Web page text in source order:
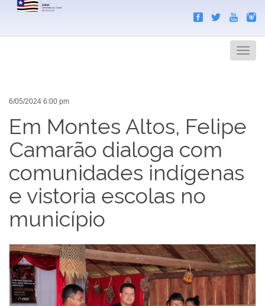
Menu
6/05/2024 6:00 pm
Em Montes Altos, Felipe
Camarão dialoga com
comunidades indígenas
e vistoria escolas no
município